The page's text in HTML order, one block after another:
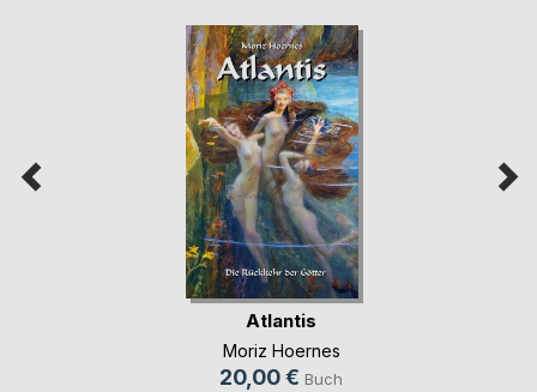
Atlantis
Moriz Hoernes
20,00 € Buch